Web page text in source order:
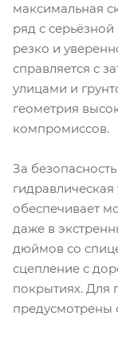
максимальная
ряд с
резко и
справляется с
улицами и
геометрия
компромиссов.
За
обеспечивает
даже в
дюймов со
сцепление с
покрытиях. Для
предусмотрены